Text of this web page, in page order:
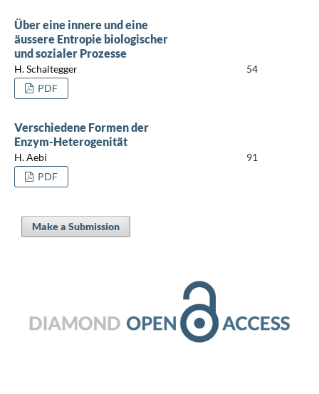
Über eine innere und eine
äussere Entropie biologischer
und sozialer Prozesse
H. Schaltegger
54
PDF
Verschiedene Formen der
Enzym-Heterogenität
H. Aebi
91
PDF
Make a Submission